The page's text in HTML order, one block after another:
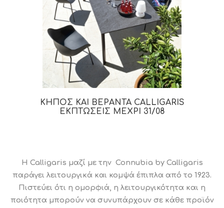
ΚΗΠΟΣ ΚΑΙ ΒΕΡΑΝΤΑ CALLIGARIS
ΕΚΠΤΩΣΕΙΣ ΜΕΧΡΙ 31/08
H Calligaris μαζί με την Connubia by Calligaris
παράγει λειτουργικά και κομψά έπιπλα από το 1923.
Πιστεύει ότι η ομορφιά, η λειτουργικότητα και η
ποιότητα μπορούν να συνυπάρχουν σε κάθε προϊόν